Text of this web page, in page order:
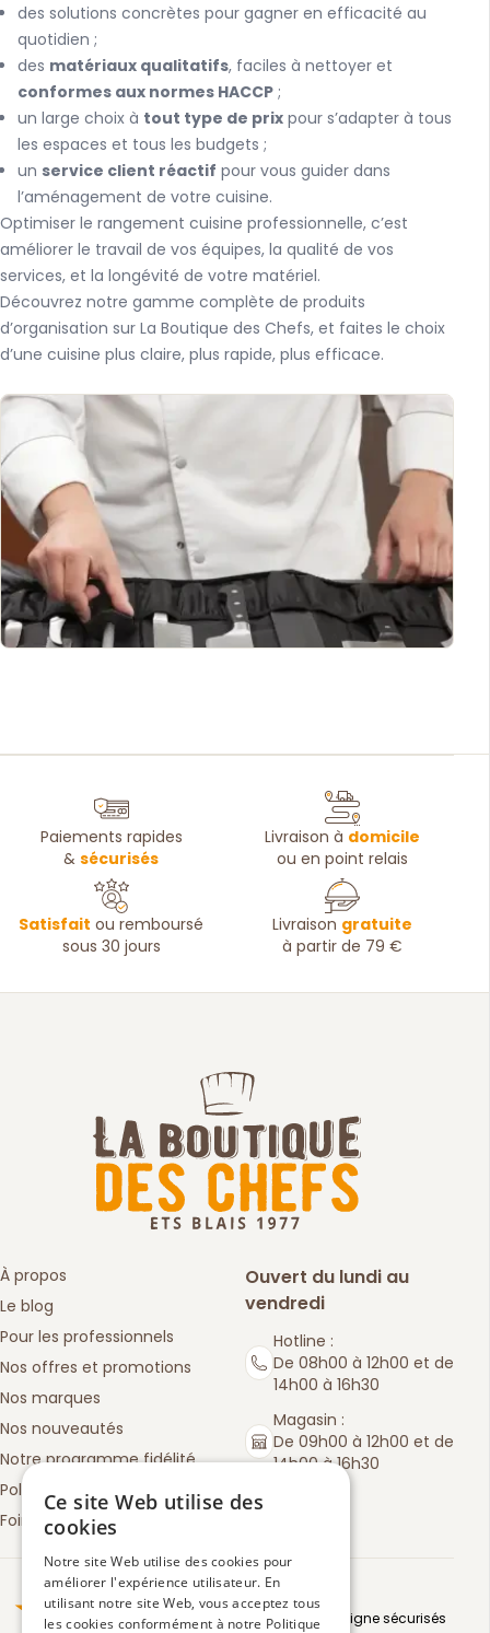
des solutions concrètes pour gagner en efficacité au
quotidien ;
des matériaux qualitatifs, faciles à nettoyer et
conformes aux normes HACCP ;
un large choix à tout type de prix pour s’adapter à tous
les espaces et tous les budgets ;
un service client réactif pour vous guider dans
l’aménagement de votre cuisine.
Optimiser le rangement cuisine professionnelle, c’est
améliorer le travail de vos équipes, la qualité de vos
services, et la longévité de votre matériel.
Découvrez notre gamme complète de produits
d’organisation sur La Boutique des Chefs, et faites le choix
d’une cuisine plus claire, plus rapide, plus efficace.
Paiements rapides
&sécurisés
Livraison à domicile
ou en point relais
Satisfait ou remboursé
sous 30 jours
Livraison gratuite
à partir de 79 €
À propos
Le blog
Pour les professionnels
Nos offres et promotions
Nos marques
Nos nouveautés
Notre programme fidélité
Politique de retours
Foire aux questions
Ouvert du lundi au
vendredi
Hotline :
De 08h00 à 12h00 et de
14h00 à 16h30
Magasin :
De 09h00 à 12h00 et de
14h00 à 16h30
Truspilot : La Boutique des chefs
Moyens de paiement en ligne sécurisés
Ce site Web utilise des
cookies
Notre site Web utilise des cookies pour
améliorer l'expérience utilisateur. En
utilisant notre site Web, vous acceptez tous
les cookies conformément à notre Politique